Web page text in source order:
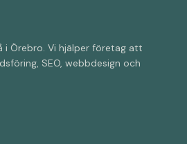
i Örebro. Vi hjälper företag att
SEO, webbdesign och